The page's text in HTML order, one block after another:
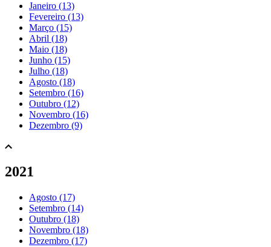
Janeiro (13)
Fevereiro (13)
Março (15)
Abril (18)
Maio (18)
Junho (15)
Julho (18)
Agosto (18)
Setembro (16)
Outubro (12)
Novembro (16)
Dezembro (9)
2021
Agosto (17)
Setembro (14)
Outubro (18)
Novembro (18)
Dezembro (17)